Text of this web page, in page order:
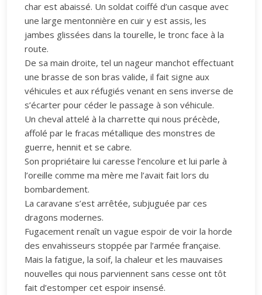
char est abaissé. Un soldat coiffé d’un casque avec
une large mentonnière en cuir y est assis, les
jambes glissées dans la tourelle, le tronc face à la
route.
De sa main droite, tel un nageur manchot effectuant
une brasse de son bras valide, il fait signe aux
véhicules et aux réfugiés venant en sens inverse de
s’écarter pour céder le passage à son véhicule.
Un cheval attelé à la charrette qui nous précède,
affolé par le fracas métallique des monstres de
guerre, hennit et se cabre.
Son propriétaire lui caresse l’encolure et lui parle à
l’oreille comme ma mère me l’avait fait lors du
bombardement.
La caravane s’est arrêtée, subjuguée par ces
dragons modernes.
Fugacement renaît un vague espoir de voir la horde
des envahisseurs stoppée par l’armée française.
Mais la fatigue, la soif, la chaleur et les mauvaises
nouvelles qui nous parviennent sans cesse ont tôt
fait d’estomper cet espoir insensé.